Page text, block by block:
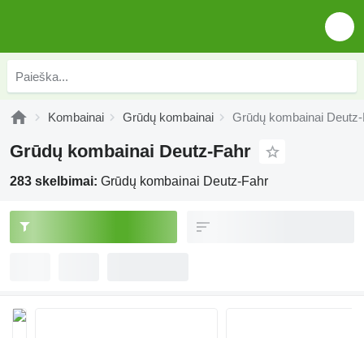
Kombainai Grūdų kombainai Grūdų kombainai
Grūdų kombainai Deutz-Fahr
283 skelbimai: Grūdų kombainai Deutz-Fahr